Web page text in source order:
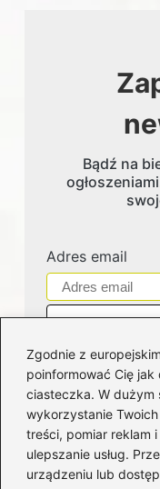
Zgodnie z
poinformować Cię jak
ciasteczka. W dużym
wykorzystanie
treści, pomiar reklam
ulepszanie usług.
urządzeniu lub
Bądź na
Adres email
Kategorie
Bankowość (182)